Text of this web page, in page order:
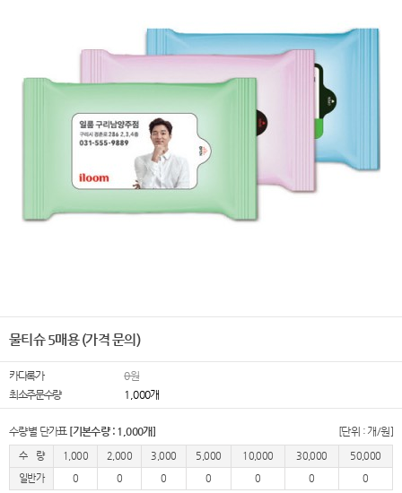
물티슈 5매용 (가격 문의)
카다록가
0원
최소주문수량
1,000개
수량별 단가표 [기본수량 : 1,000개] [단위 : 개/원]
수 량 1,000 2,000 3,000 5,000 10,000 30,000
50,000
일반가
0 0 0 0 0 0 0